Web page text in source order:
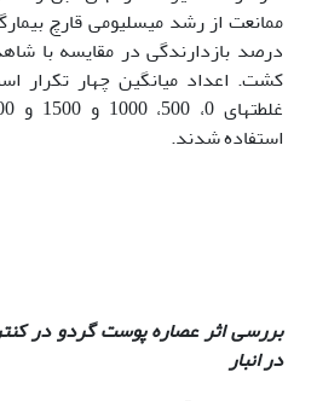
درصد بازدارندگی در مقایسه با
کشت. اعداد میانگین چهار تکرار
استفاده شدند.
بررسی اثر عصاره پوست گردو در
در انبار